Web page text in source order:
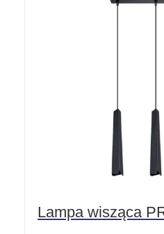
Lampa wisząca